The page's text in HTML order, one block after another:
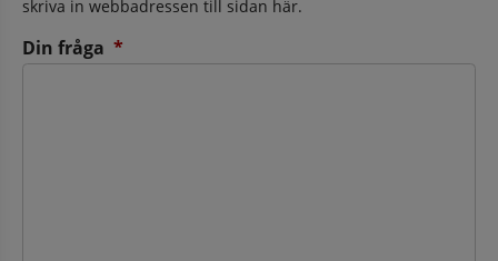
skriva in webbadressen till sidan här.
Din fråga *